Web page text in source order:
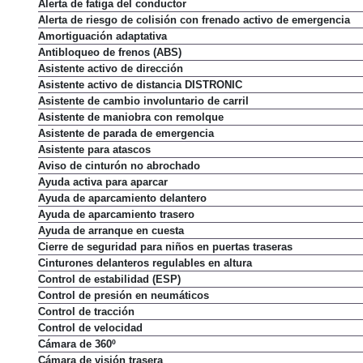
Alerta de fatiga del conductor
Alerta de riesgo de colisión con frenado activo de emergencia
Amortiguación adaptativa
Antibloqueo de frenos (ABS)
Asistente activo de dirección
Asistente activo de distancia DISTRONIC
Asistente de cambio involuntario de carril
Asistente de maniobra con remolque
Asistente de parada de emergencia
Asistente para atascos
Aviso de cinturón no abrochado
Ayuda activa para aparcar
Ayuda de aparcamiento delantero
Ayuda de aparcamiento trasero
Ayuda de arranque en cuesta
Cierre de seguridad para niños en puertas traseras
Cinturones delanteros regulables en altura
Control de estabilidad (ESP)
Control de presión en neumáticos
Control de tracción
Control de velocidad
Cámara de 360º
Cámara de visión trasera